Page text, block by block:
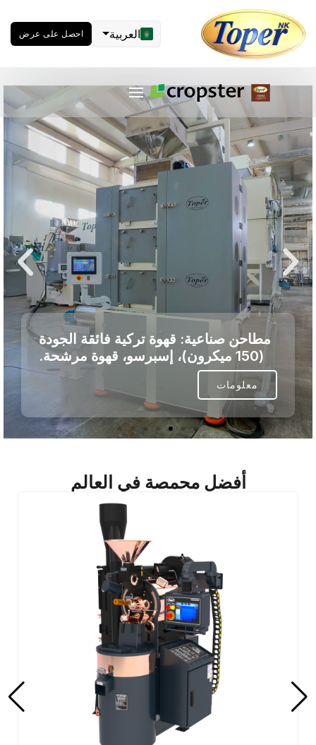
العربية احصل على عرض
محمصات القهوة: تحميص من الجيل
التالي. بدون تخمينات. دقة تامة.
معلومات
أفضل محمصة في العالم